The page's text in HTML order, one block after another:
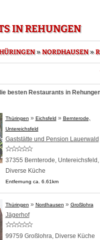
IN REHUNGEN
»NORDHAUSEN»
besten Restaurants in
Thüringen » Eichsfeld » Bernterode,
Untereichsfeld
Gaststätte und Pension Lauerwald
37355 Bernterode, Untereichsfeld,
Diverse Küche
Entfernung ca. 6.61km
Thüringen » Nordhausen » Großlohra
Jägerhof
99759 Großlohra, Diverse Küche